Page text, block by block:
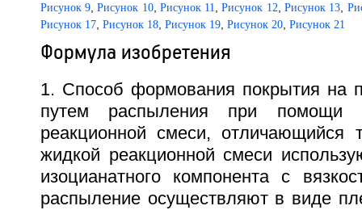
Рисунок 9,Рисунок 10, Рисунок 11 ,Рисунок 12 ,Рисунок 13
Рисунок 17, Рисунок 18, Рисунок 19, Рисунок 20, Рисунок 21
Формула изобретения
1. Способ формования покрытия на
путем распыления при помощи
реакционной смеси, отличающийся
жидкой реакционной смеси
изоцианатного компонента с
распыление осуществляют в виде